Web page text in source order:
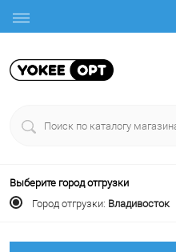
Выберите город отгрузки
Город отгрузки: Владивосток